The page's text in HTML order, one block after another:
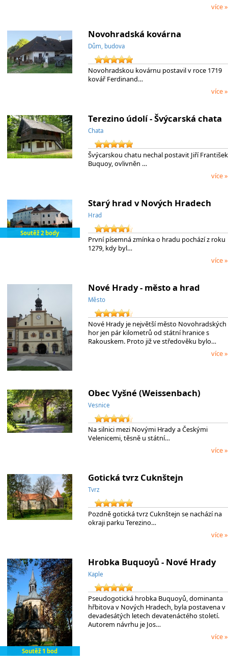
více »
Novohradská kovárna
Dům, budova
Novohradskou kovárnu postavil v roce 1719
kovář Ferdinand…
více »
Terezino údolí - Švýcarská chata
Chata
Švýcarskou chatu nechal postavit Jiří František
Buquoy, ovlivněn …
více »
Soutěž 2 body
Starý hrad v Nových Hradech
Hrad
První písemná zmínka o hradu pochází z roku
1279, kdy byl…
více »
Nové Hrady - město a hrad
Město
Nové Hrady je největší město Novohradských
hor jen pár kilometrů od státní hranice s
Rakouskem. Proto již ve středověku bylo…
více »
Obec Vyšné (Weissenbach)
Vesnice
Na silnici mezi Novými Hrady a Českými
Velenicemi, těsně u státní…
více »
Gotická tvrz Cuknštejn
Tvrz
Pozdně gotická tvrz Cuknštejn se nachází na
okraji parku Terezino…
více »
Soutěž 1 bod
Hrobka Buquoyů - Nové Hrady
Kaple
Pseudogotická hrobka Buquoyů, dominanta
hřbitova v Nových Hradech, byla postavena v
devadesátých letech devatenáctého století.
Autorem návrhu je Jos…
více »